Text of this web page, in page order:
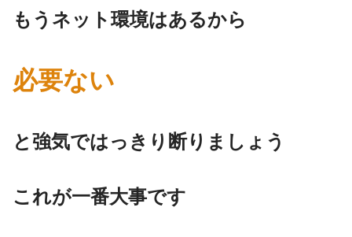
もうネット環境はあるから
必要ない
と強気ではっきり断りましょう
これが一番大事です